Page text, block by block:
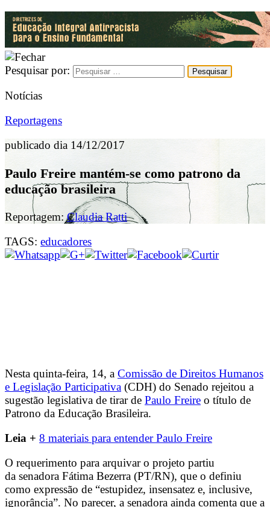
Pesquisar por:
Notícias
Reportagens
publicado dia 14/12/2017
Paulo Freire mantém-se como patrono da
educação brasileira
Reportagem:Claudia Ratti
TAGS: educadores
Nesta quinta-feira, 14, a Comissão de Direitos Humanos
e Legislação Participativa (CDH) do Senado rejeitou a
sugestão legislativa de tirar de Paulo Freire o título de
Patrono da Educação Brasileira.
Leia + 8 materiais para entender Paulo Freire
O requerimento para arquivar o projeto partiu
da senadora Fátima Bezerra (PT/RN), que o definiu
como expressão de “estupidez, insensatez e, inclusive,
ignorância”. No parecer, a senadora ainda comenta que a